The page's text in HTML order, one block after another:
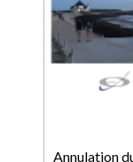
Annulation